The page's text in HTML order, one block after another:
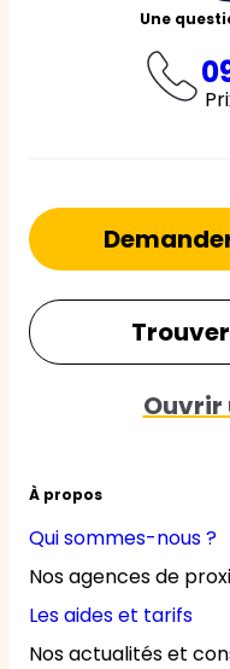
Une
À propos
Qui sommes-nous ?
Nos agences de
Les aides et tarifs
Nos actualités et
Ouvrir